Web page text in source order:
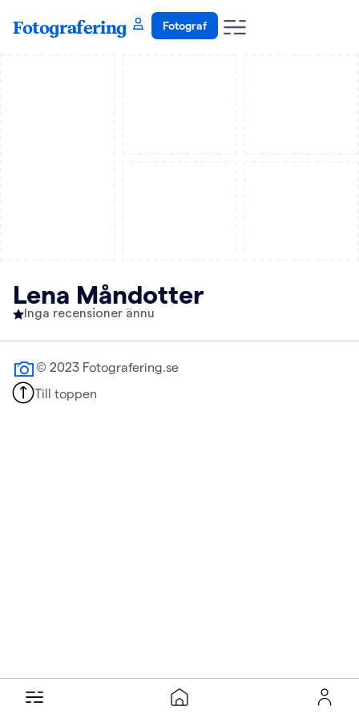
Fotografering Fotograf
Lena Måndotter
Inga recensioner ännu
© 2023 Fotografering.se
Till toppen